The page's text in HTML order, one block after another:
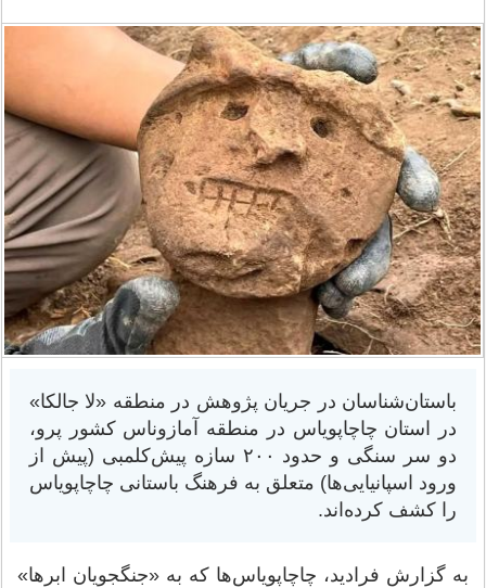
باستان‌شناسان در جریان پژوهش در منطقه «لا جالکا»
در استان چاچاپویاس در منطقه آمازوناس کشور پرو،
دو سر سنگی و حدود ۲۰۰ سازه پیش‌کلمبی (پیش از
ورود اسپانیایی‌ها) متعلق به فرهنگ باستانی چاچاپویاس
را کشف کرده‌اند.
به گزارش فرادید، چاچاپویاس‌ها که به «جنگجویان ابرها»